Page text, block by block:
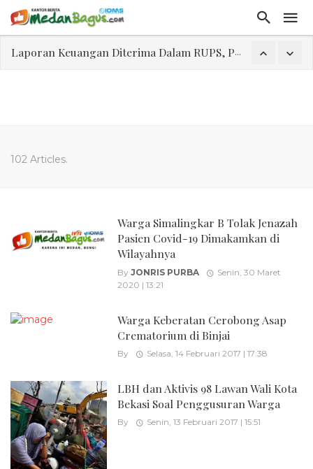
Laporan Keuangan Diterima Dalam RUPS, Pelaporan Hingga Penahanan Mantan Direktur PT GKS Dinilai Rancu
102 Articles.
Warga Simalingkar B Tolak Jenazah
Pasien Covid-19 Dimakamkan di
Wilayahnya
By JONRIS PURBA
Senin, 30 Maret
2020 | 13:21
Warga Keberatan Cerobong Asap
Crematorium di Binjai
By Selasa, 14 Februari 2017 | 17:38
LBH dan Aktivis 98 Lawan Wali Kota
Bekasi Soal Penggusuran Warga
By Senin, 13 Februari 2017 | 15:51